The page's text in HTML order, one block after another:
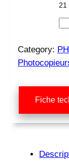
21
a
t
é
d
e
n
Category:
Fiche